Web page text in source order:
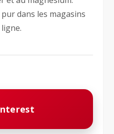
pur dans les magasins